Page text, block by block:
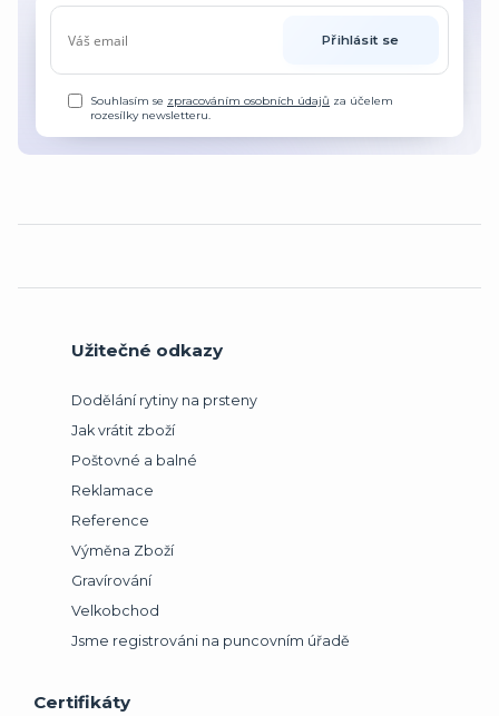
Přihlásit se
Souhlasím se zpracováním osobních údajů za účelem
rozesílky newsletteru.
Užitečné odkazy
Dodělání rytiny na prsteny
Jak vrátit zboží
Poštovné a balné
Reklamace
Reference
Výměna Zboží
Gravírování
Velkobchod
Jsme registrováni na puncovním úřadě
Certifikáty